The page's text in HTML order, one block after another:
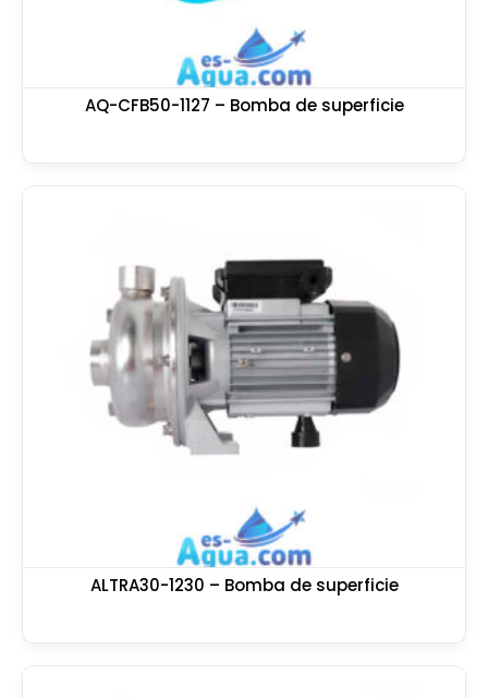
AQ-CFB50-1127 – Bomba de superficie
ALTRA30-1230 – Bomba de superficie